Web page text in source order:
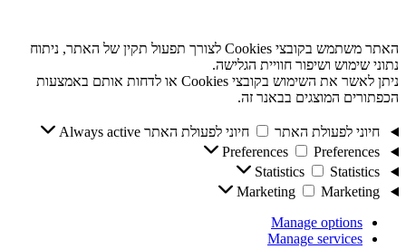
האתר משתמש בקובצי Cookies לצורך תפעול תקין של האתר, ניתוח
נתוני שימוש ושיפור חוויית הגלישה.
ניתן לאשר את השימוש בקובצי Cookies או לדחות אותם באמצעות
הכפתורים המוצגים בבאנר זה.
חיוני לפעולת האתר חיוני לפעולת האתר Always active
Preferences
Preferences
Statistics
Statistics
Marketing
Marketing
Manage options
Manage services